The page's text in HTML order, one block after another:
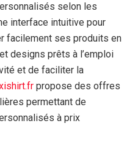
selon les
interface intuitive pour
facilement ses produits en
designs prêts à l’emploi
et de faciliter la
propose des offres
permettant de
à prix